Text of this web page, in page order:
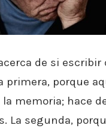
de si escribir
primera, porque
memoria; hace
La segunda,